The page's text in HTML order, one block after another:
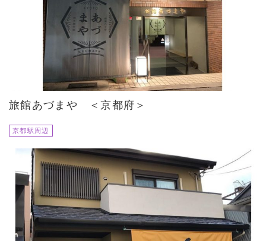
旅館あづまや ＜京都府＞
京都駅周辺